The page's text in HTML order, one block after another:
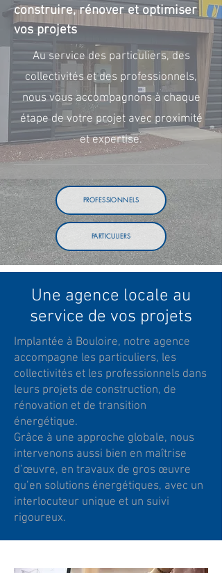
construire, rénover et optimiser
vos projets
Au service des particuliers, des
collectivités et des professionnels,
nous vous accompagnons à chaque
étape de votre projet avec proximité
et expertise.
PROFESSIONNELS
PARTICULIERS
Une agence locale au
service de vos projets
Implantée à Bouloire, notre agence
accompagne les particuliers, les
collectivités et les professionnels dans
leurs projets de construction, de
rénovation et de transition
énergétique.
Grâce à une approche globale, nous
intervenons aussi bien en maîtrise
d’œuvre, en travaux de gros œuvre
qu’en solutions énergétiques, avec un
interlocuteur unique et un suivi
rigoureux.